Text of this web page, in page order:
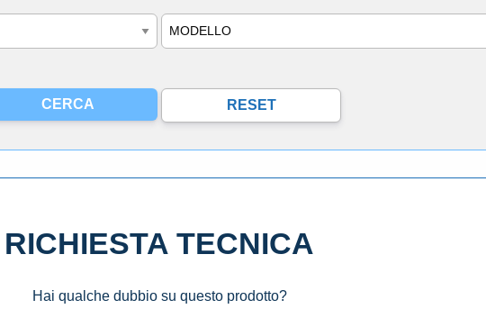
Modello
RICHIESTA TECNICA
Hai qualche dubbio su questo prodotto?